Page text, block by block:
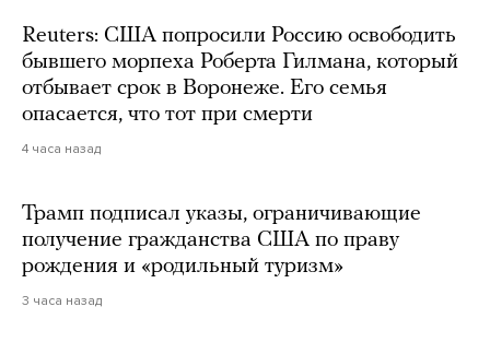
Reuters: США попросили Россию освободить
бывшего морпеха Роберта Гилмана, который
отбывает срок в Воронеже. Его семья
опасается, что тот при смерти
4 часа назад
Трамп подписал указы, ограничивающие
получение гражданства США по праву
рождения и «родильный туризм»
3 часа назад